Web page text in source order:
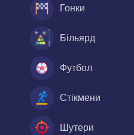
Гонки
Більярд
Футбол
Стікмени
Шутери